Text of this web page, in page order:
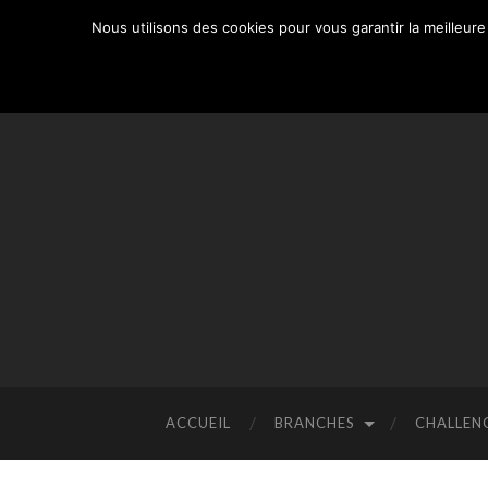
ACCUEIL BRANCHES
Nous utilisons des cookies pour vous garantir la